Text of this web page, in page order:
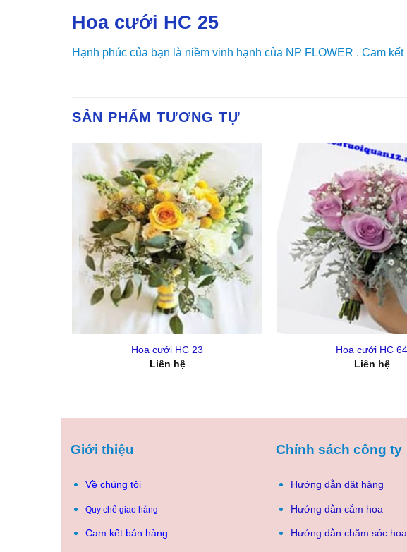
Hoa cưới HC 25
Hạnh phúc của bạn là niềm vinh hạnh của NP FLOWER . Cam
SẢN PHẨM TƯƠNG TỰ
Yêu
Thich
Hoa cưới HC 23
Liên hệ
Hoa cưới HC 64
Liên hệ
Giới thiệu
Về chúng tôi
Quy chế giao hàng
Cam kết bán hàng
Chính sách công ty
Hướng dẫn đặt hàng
Hướng dẫn cắm hoa
Hướng dẫn chăm sóc hoa